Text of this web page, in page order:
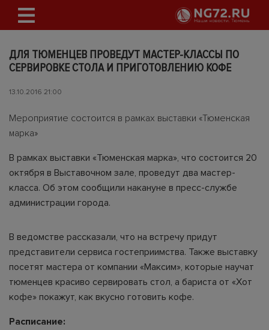
ДЛЯ ТЮМЕНЦЕВ ПРОВЕДУТ МАСТЕР-КЛАССЫ ПО
СЕРВИРОВКЕ СТОЛА И ПРИГОТОВЛЕНИЮ КОФЕ
13.10.2016 21:00
Мероприятие состоится в рамках выставки «Тюменская
марка»
В рамках выставки «Тюменская марка», что состоится 20
октября в Выставочном зале, проведут два мастер-
класса. Об этом сообщили накануне в пресс-службе
администрации города.
В ведомстве рассказали, что на встречу придут
представители сервиса гостеприимства. Также выставку
посетят мастера от компании «Максим», которые научат
тюменцев красиво сервировать стол, а бариста от «Хот
кофе» покажут, как вкусно готовить кофе.
Расписание: